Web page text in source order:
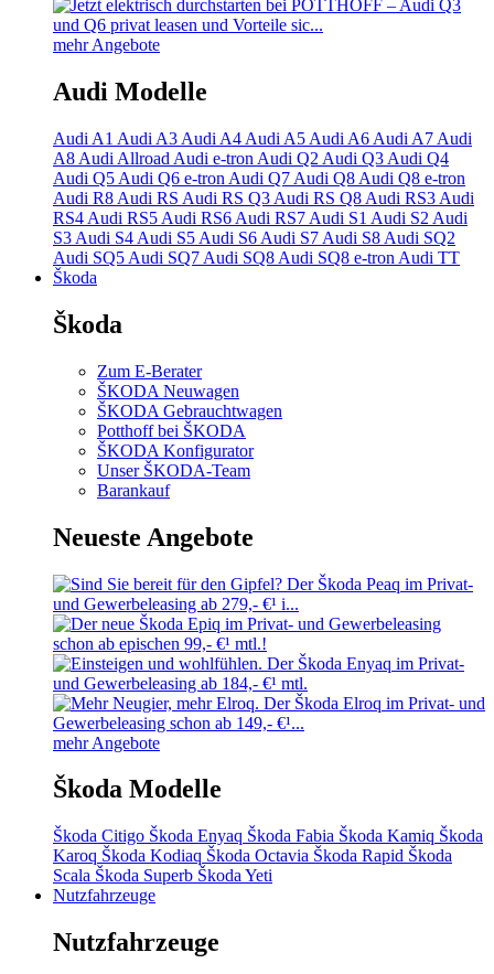
mehr Angebote
Audi Modelle
Audi A1 Audi A3 Audi A4 Audi A5 Audi A6 Audi A7 Audi
A8 Audi Allroad Audi e-tron Audi Q2 Audi Q3 Audi Q4
Audi Q5 Audi Q6 e-tron Audi Q7 Audi Q8 Audi Q8 e-tron
Audi R8 Audi RS Audi RS Q3 Audi RS Q8 Audi RS3 Audi
RS4 Audi RS5 Audi RS6 Audi RS7 Audi S1 Audi S2 Audi
S3 Audi S4 Audi S5 Audi S6 Audi S7 Audi S8 Audi SQ2
Audi SQ5 Audi SQ7 Audi SQ8 Audi SQ8 e-tron Audi TT
Škoda
Škoda
Zum E-Berater
ŠKODA Neuwagen
ŠKODA Gebrauchtwagen
Potthoff bei ŠKODA
ŠKODA Konfigurator
Unser ŠKODA-Team
Barankauf
Neueste Angebote
mehr Angebote
Škoda Modelle
Škoda Citigo Škoda Enyaq Škoda Fabia Škoda Kamiq Škoda
Karoq Škoda Kodiaq Škoda Octavia Škoda Rapid Škoda
Scala Škoda Superb Škoda Yeti
Nutzfahrzeuge
Nutzfahrzeuge